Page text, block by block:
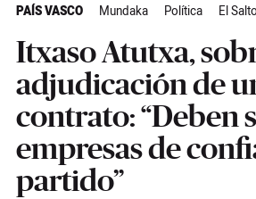
PAÍS VASCO Mundaka Política El
Itxaso Atutxa,
adjudicación de
contrato: “Deben
empresas de
partido”